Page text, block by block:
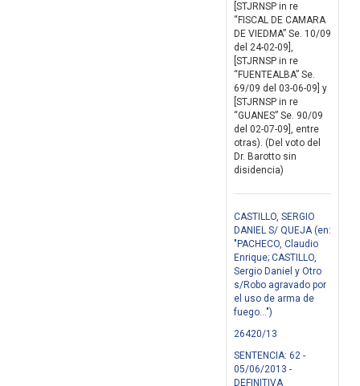
[STJRNSP in re
“FISCAL DE CAMARA
DE VIEDMA” Se. 10/09
del 24-02-09],
[STJRNSP in re
“FUENTEALBA” Se.
69/09 del 03-06-09] y
[STJRNSP in re
“GUANES” Se. 90/09
del 02-07-09], entre
otras). (Del voto del
Dr. Barotto sin
disidencia)
CASTILLO, SERGIO
DANIEL S/ QUEJA (en:
"PACHECO, Claudio
Enrique; CASTILLO,
Sergio Daniel y Otro
s/Robo agravado por
el uso de arma de
fuego...")
26420/13
SENTENCIA: 62 -
05/06/2013 -
DEFINITIVA